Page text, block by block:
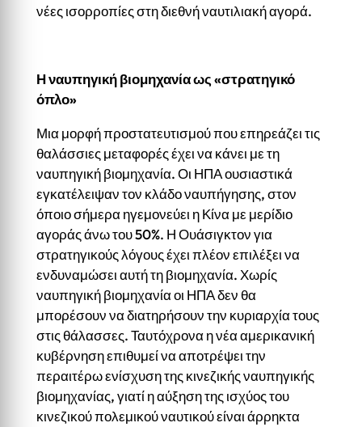
νέες ισορροπίες στη διεθνή ναυτιλιακή αγορά.
Η ναυπηγική βιομηχανία ως «στρατηγικό
όπλο»
Μια μορφή προστατευτισμού που επηρεάζει τις
θαλάσσιες μεταφορές έχει να κάνει με τη
ναυπηγική βιομηχανία. Οι ΗΠΑ ουσιαστικά
εγκατέλειψαν τον κλάδο ναυπήγησης, στον
όποιο σήμερα ηγεμονεύει η Κίνα με μερίδιο
αγοράς άνω του 50%. Η Ουάσιγκτον για
στρατηγικούς λόγους έχει πλέον επιλέξει να
ενδυναμώσει αυτή τη βιομηχανία. Χωρίς
ναυπηγική βιομηχανία οι ΗΠΑ δεν θα
μπορέσουν να διατηρήσουν την κυριαρχία τους
στις θάλασσες. Ταυτόχρονα η νέα αμερικανική
κυβέρνηση επιθυμεί να αποτρέψει την
περαιτέρω ενίσχυση της κινεζικής ναυπηγικής
βιομηχανίας, γιατί η αύξηση της ισχύος του
κινεζικού πολεμικού ναυτικού είναι άρρηκτα